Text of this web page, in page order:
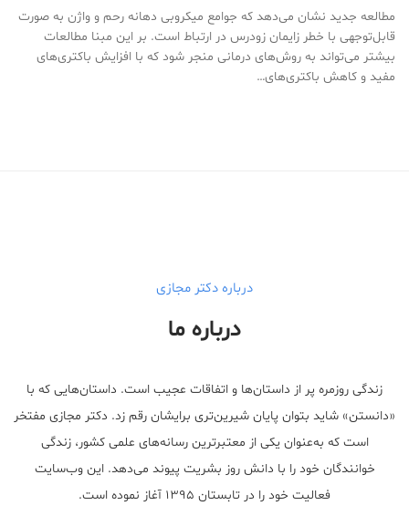
مطالعه جدید نشان می‌دهد که جوامع میکروبی دهانه رحم و واژن به صورت
قابل‌توجهی با خطر زایمان زودرس در ارتباط است. بر این مبنا مطالعات
بیشتر می‌تواند به روش‌های درمانی منجر شود که با افزایش باکتری‌های
مفید و کاهش باکتری‌های…
درباره دکتر مجازی
درباره ما
زندگی روزمره پر از داستان‌ها و اتفاقات عجیب است. داستان‌هایی که با
«دانستن» شاید بتوان پایان شیرین‌تری برایشان رقم زد. دکتر مجازی مفتخر
است که به‌عنوان یکی از معتبر‌ترین رسانه‌های علمی کشور، زندگی
خوانندگان خود را با دانش روز بشریت پیوند می‌دهد. این وب‌سایت
فعالیت خود را در تابستان ۱۳۹۵ آغاز نموده است.